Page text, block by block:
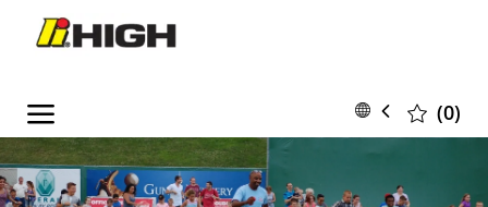
Language
selected
Spanish
(0)